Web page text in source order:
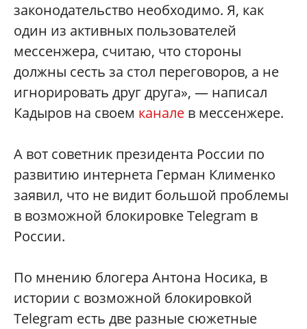
законодательство необходимо. Я, как
один из активных пользователей
мессенжера, считаю, что стороны
должны сесть за стол переговоров, а не
игнорировать друг друга», — написал
Кадыров на своем канале в мессенжере.
А вот советник президента России по
развитию интернета Герман Клименко
заявил, что не видит большой проблемы
в возможной блокировке Telegram в
России.
По мнению блогера Антона Носика, в
истории с возможной блокировкой
Telegrаm есть две разные сюжетные